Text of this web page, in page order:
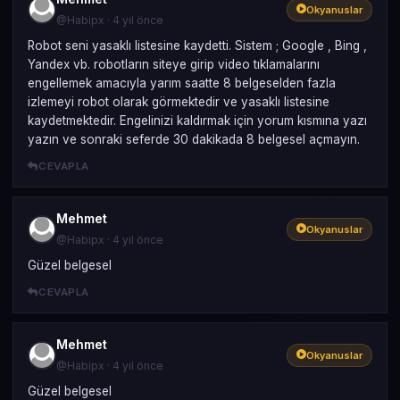
@Habipx · 4 yıl önce
Okyanuslar
Robot seni yasaklı listesine kaydetti. Sistem ; Google , Bing ,
Yandex vb. robotların siteye girip video tıklamalarını
engellemek amacıyla yarım saatte 8 belgeselden fazla
izlemeyi robot olarak görmektedir ve yasaklı listesine
kaydetmektedir. Engelinizi kaldırmak için yorum kısmına yazı
yazın ve sonraki seferde 30 dakikada 8 belgesel açmayın.
CEVAPLA
Mehmet
@Habipx · 4 yıl önce
Okyanuslar
Güzel belgesel
CEVAPLA
Mehmet
@Habipx · 4 yıl önce
Okyanuslar
Güzel belgesel